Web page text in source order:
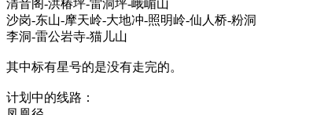
清音阁-洪椿坪-雷洞坪-峨嵋山
沙岗-东山-摩天岭-大地冲-照明岭-仙人桥-粉洞
李洞-雷公岩寺-猫儿山
其中标有星号的是没有走完的。
计划中的线路：